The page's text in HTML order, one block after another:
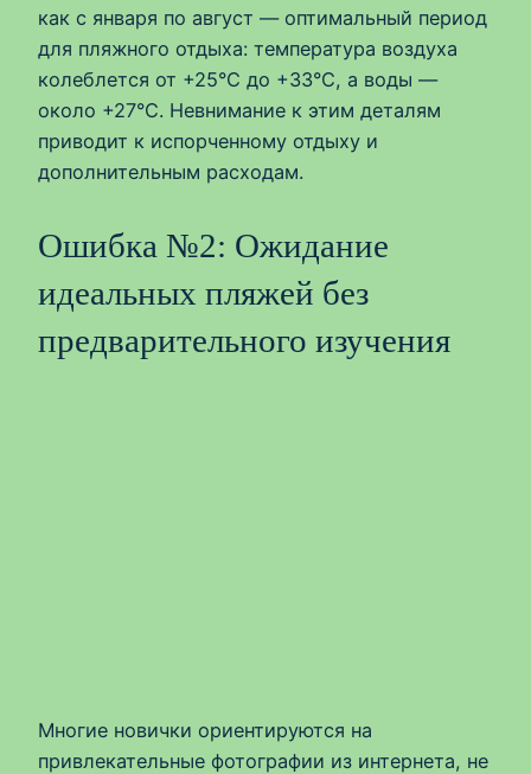
как с января по август — оптимальный период
для пляжного отдыха: температура воздуха
колеблется от +25°C до +33°C, а воды —
около +27°C. Невнимание к этим деталям
приводит к испорченному отдыху и
дополнительным расходам.
Ошибка №2: Ожидание
идеальных пляжей без
предварительного изучения
Многие новички ориентируются на
привлекательные фотографии из интернета, не